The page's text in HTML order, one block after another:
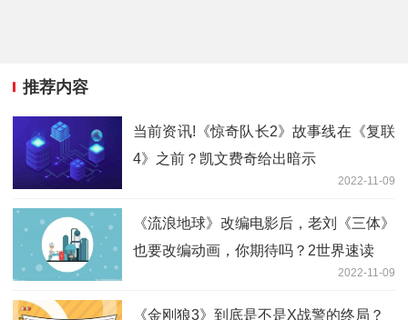
推荐内容
当前资讯!《惊奇队长2》故事线在《复联
4》之前？凯文费奇给出暗示
2022-11-09
《流浪地球》改编电影后，老刘《三体》
也要改编动画，你期待吗？2世界速读
2022-11-09
《金刚狼3》到底是不是X战警的终局？